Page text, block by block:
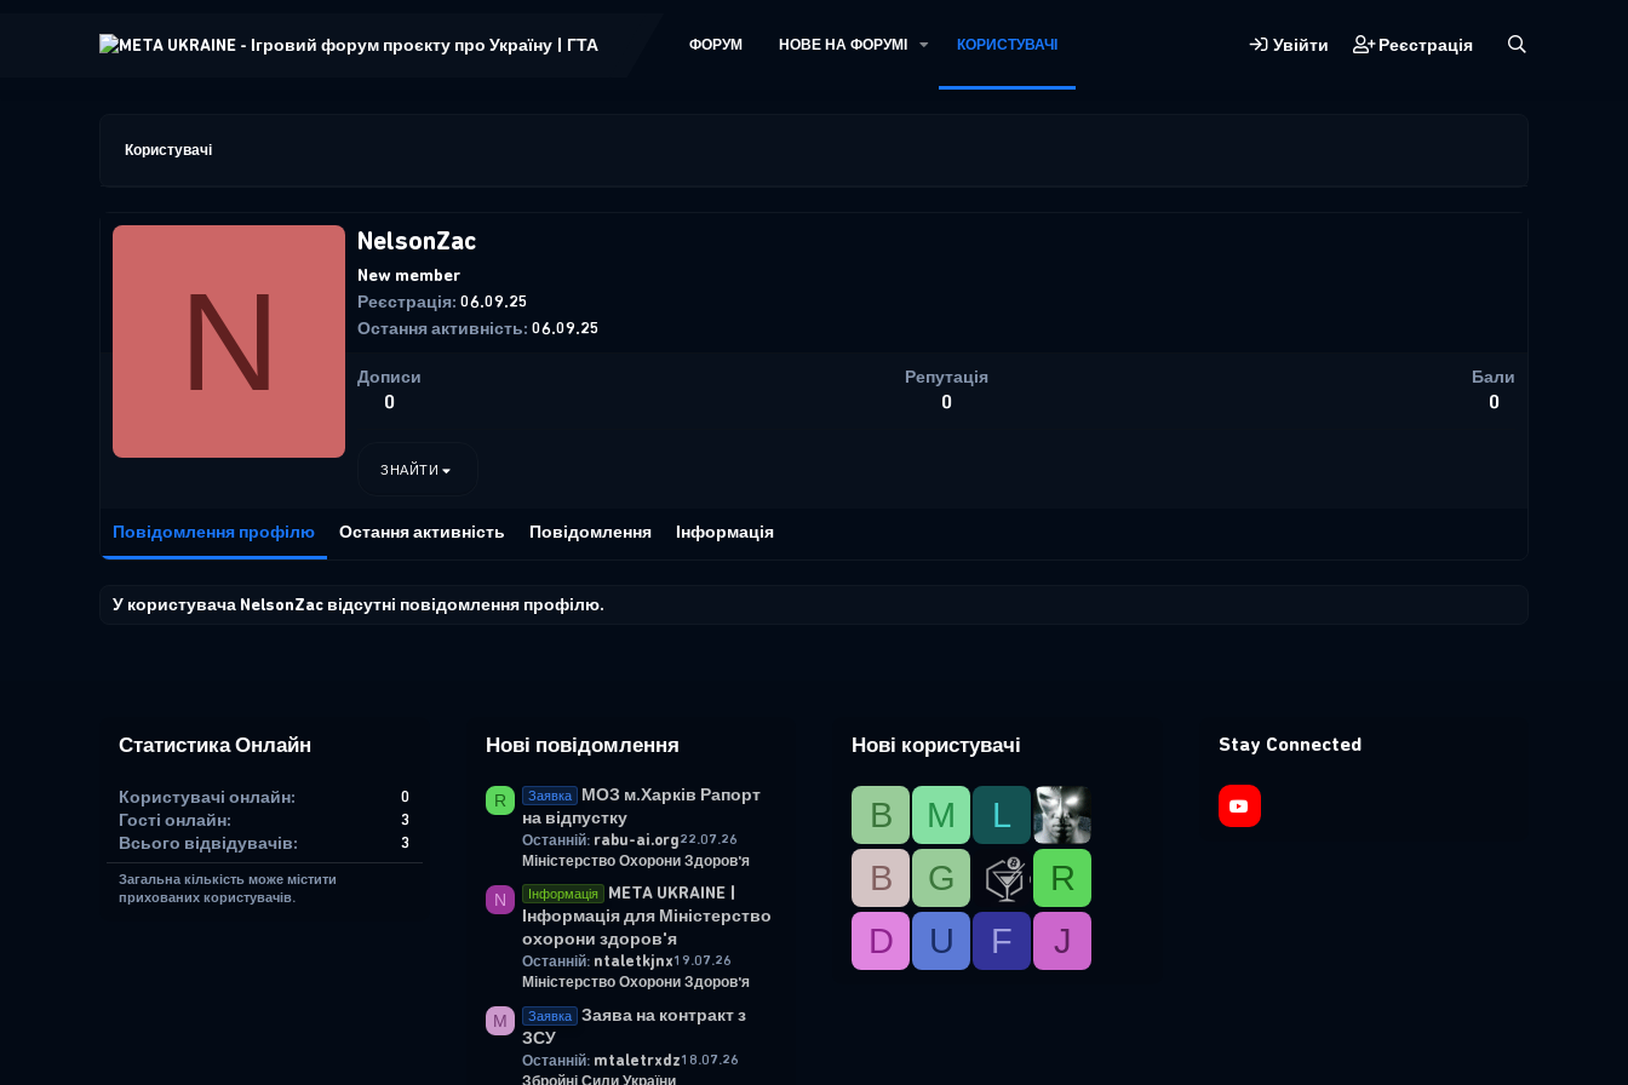
ФОРУМ НОВЕ НА ФОРУМІ КОРИСТУВАЧІ Увійти Реєстрація
Користувачі
N
NelsonZac
New member
Реєстрація 06.09.25
Остання активність 06.09.25
Дописи
0
Репутація
0
Бали
0
ЗНАЙТИ
Повідомлення профілю Остання активність Повідомлення Інформація
У користувача NelsonZac відсутні повідомлення профілю.
Статистика Онлайн
Користувачі онлайн
0
Гості онлайн
3
Всього відвідувачів
3
Загальна кількість може містити
прихованих користувачів.
Нові повідомлення
R Заявка
МОЗ м.Харків Рапорт
на відпустку
Останній: rabu-ai.org22.07.26
Міністерство Охорони Здоров'я
N Інформація
META UKRAINE |
Інформація для Міністерство
охорони здоров'я
Останній: ntaletkjnx19.07.26
Міністерство Охорони Здоров'я
M Заявка
Заява на контракт з
ЗСУ
Останній: mtaletrxdz18.07.26
Збройні Сили України
Нові користувачі
B М
L
B
G
R
D
U F J
Stay Connected